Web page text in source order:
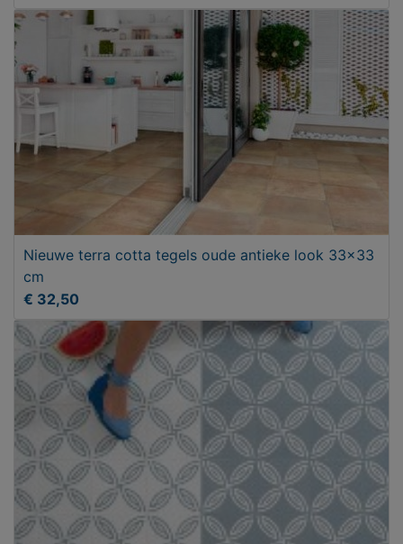
Nieuwe terra cotta tegels oude antieke look 33x33
cm
€ 32,50